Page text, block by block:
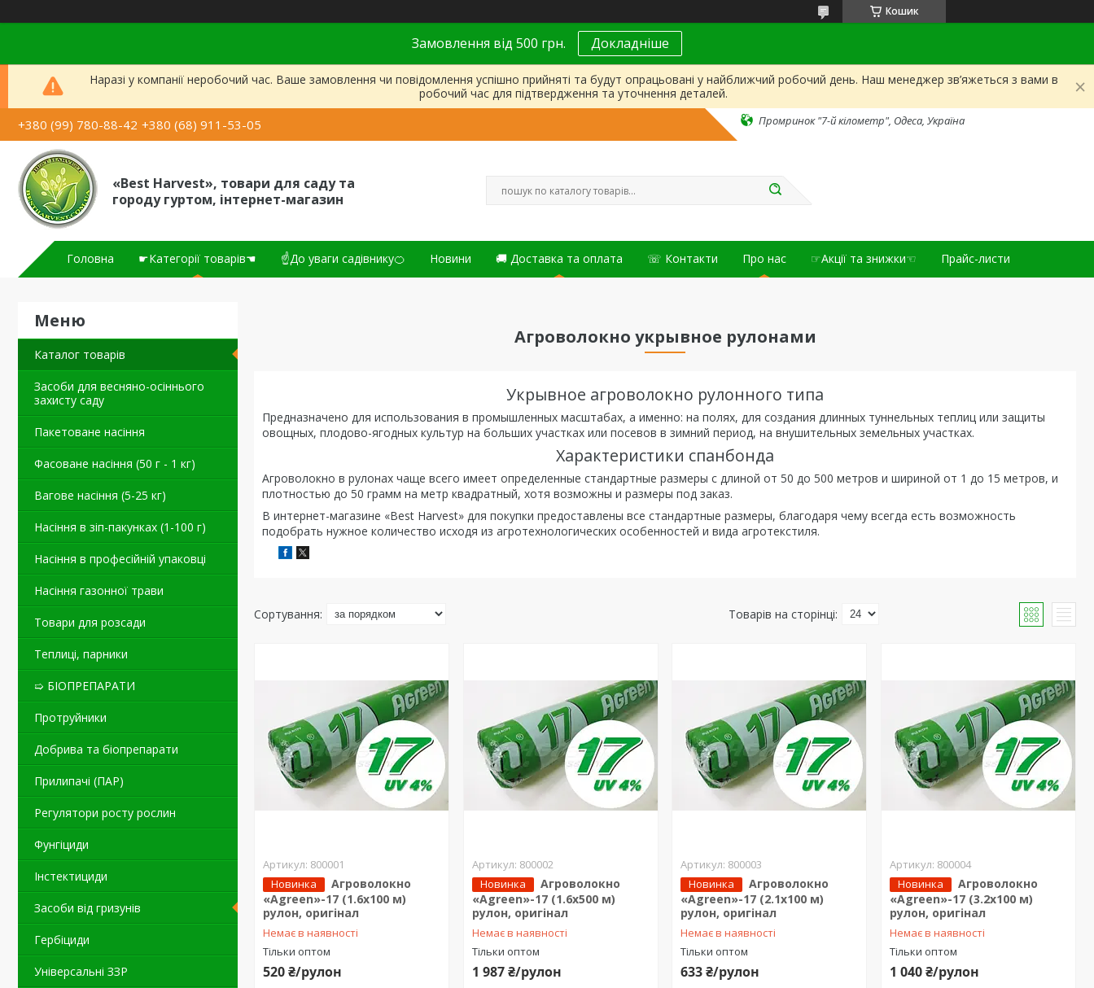
Кошик
Замовлення від 500 грн. Докладніше
Наразі у компанії неробочий час. Ваше замовлення чи повідомлення успішно прийняті та будут опрацьовані у найближчий робочий день. Наш менеджер зв’яжеться з вами в
робочий час для підтвердження та уточнення деталей.
+380 (99) 780-88-42 +380 (68) 911-53-05 Промринок "7-й кілометр", Одеса, Україна
«Best Harvest», товари для саду та
городу гуртом, інтернет-магазин
Головна ☛Категорії товарів☚ ☝До уваги садівнику🍊 Новини 🚚 Доставка та оплата ☏ Контакти Про нас ☞Акції та знижки☜ Прайс-листи
Каталог товарів
Засоби для весняно-осіннього
захисту саду
Пакетоване насіння
Фасоване насіння (50 г - 1 кг)
Вагове насіння (5-25 кг)
Насіння в зіп-пакунках (1-100 г)
Насіння в професійній упаковці
Насіння газонної трави
Товари для розсади
Теплиці, парники
➯ БІОПРЕПАРАТИ
Протруйники
Добрива та біопрепарати
Прилипачі (ПАР)
Регулятори росту рослин
Фунгіциди
Інстектициди
Засоби від гризунів
Гербіциди
Універсальні ЗЗР
Агроволокно укрывное рулонами
Укрывное агроволокно рулонного типа
Предназначено для использования в промышленных масштабах, а именно: на полях, для создания длинных туннельных теплиц или защиты
овощных, плодово-ягодных культур на больших участках или посевов в зимний период, на внушительных земельных участках.
Характеристики спанбонда
Агроволокно в рулонах чаще всего имеет определенные стандартные размеры с длиной от 50 до 500 метров и шириной от 1 до 15 метров, и
плотностью до 50 грамм на метр квадратный, хотя возможны и размеры под заказ.
В интернет-магазине «Best Harvest» для покупки предоставлены все стандартные размеры, благодаря чему всегда есть возможность
подобрать нужное количество исходя из агротехнологических особенностей и вида агротекстиля.
800001
Новинка
Агроволокно
«Agreen»-17 (1.6х100 м)
рулон, оригінал
Немає в наявності
Тільки оптом
520 ₴/рулон
800002
Новинка
Агроволокно
«Agreen»-17 (1.6х500 м)
рулон, оригінал
Немає в наявності
Тільки оптом
1 987 ₴/рулон
800003
Новинка
Агроволокно
«Agreen»-17 (2.1х100 м)
рулон, оригінал
Немає в наявності
Тільки оптом
633 ₴/рулон
800004
Новинка
Агроволокно
«Agreen»-17 (3.2х100 м)
рулон, оригінал
Немає в наявності
Тільки оптом
1 040 ₴/рулон